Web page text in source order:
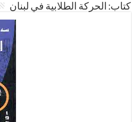
كتاب: الحركة الطلابية في لبنان